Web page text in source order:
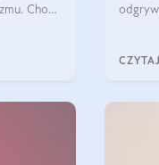
Choć
prze
CZYTAJ